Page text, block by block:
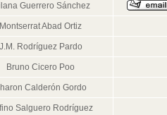
Guerrero Sánchez
Montserrat Abad Ortiz
J.M. Rodríguez Pardo
Bruno Cicero Poo
Calderón Gordo
Salguero Rodríguez